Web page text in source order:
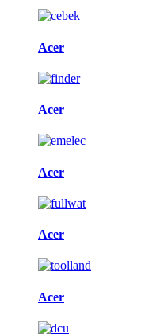
Acer
Acer
Acer
Acer
Acer